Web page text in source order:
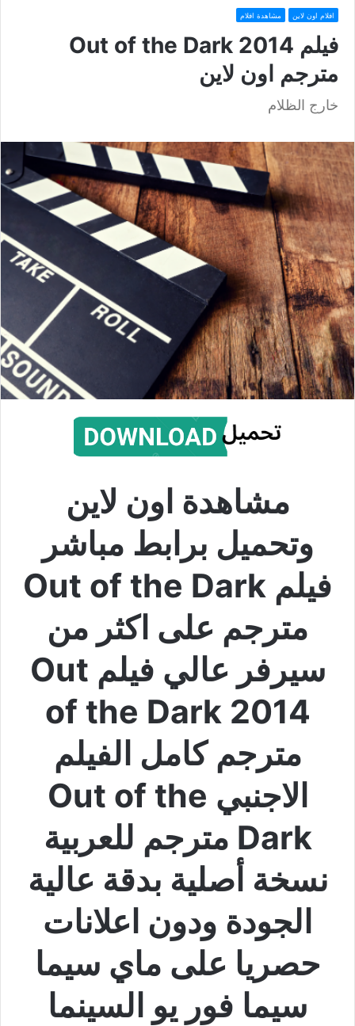
افلام اون لاين مشاهدة افلام
فيلم Out of the Dark 2014
مترجم اون لاين
خارج الظلام
مشاهدة اون لاين
وتحميل برابط مباشر
فيلم Out of the Dark
مترجم على اكثر من
سيرفر عالي فيلم Out
of the Dark 2014
مترجم كامل الفيلم
الاجنبي Out of the
Dark مترجم للعربية
نسخة أصلية بدقة عالية
الجودة ودون اعلانات
حصريا على ماي سيما
سيما فور يو السينما